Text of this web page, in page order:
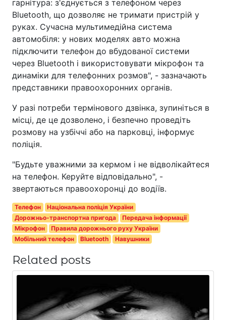
гарнітура: з'єднується з телефоном через
Bluetooth, що дозволяє не тримати пристрій у
руках. Сучасна мультимедійна система
автомобіля: у нових моделях авто можна
підключити телефон до вбудованої системи
через Bluetooth і використовувати мікрофон та
динаміки для телефонних розмов", - зазначають
представники правоохоронних органів.
У разі потреби термінового дзвінка, зупиніться в
місці, де це дозволено, і безпечно проведіть
розмову на узбіччі або на парковці, інформує
поліція.
"Будьте уважними за кермом і не відволікайтеся
на телефон. Керуйте відповідально", -
звертаються правоохоронці до водіїв.
Телефон
Національна поліція України
Дорожньо-транспортна пригода
Передача інформації
Мікрофон
Правила дорожнього руху України
Мобільний телефон
Bluetooth Навушники
Related posts